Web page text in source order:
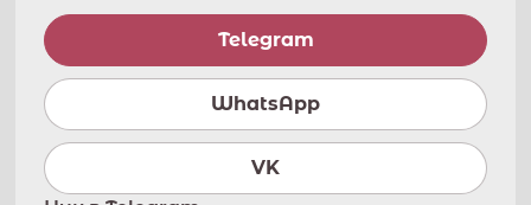
Telegram
WhatsApp
VK